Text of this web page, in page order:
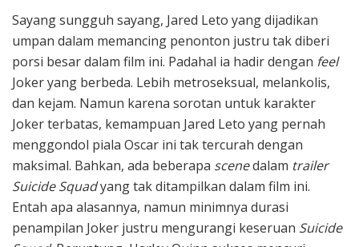
Sayang sungguh sayang, Jared Leto yang dijadikan
umpan dalam memancing penonton justru tak diberi
porsi besar dalam film ini. Padahal ia hadir dengan feel
Joker yang berbeda. Lebih metroseksual, melankolis,
dan kejam. Namun karena sorotan untuk karakter
Joker terbatas, kemampuan Jared Leto yang pernah
menggondol piala Oscar ini tak tercurah dengan
maksimal. Bahkan, ada beberapa scenedalam trailer
Suicide Squadyang tak ditampilkan dalam film ini.
Entah apa alasannya, namun minimnya durasi
penampilan Joker justru mengurangi keseruan Suicide